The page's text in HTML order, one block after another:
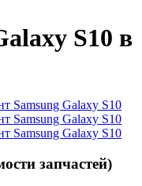
S10 в
запчастей)